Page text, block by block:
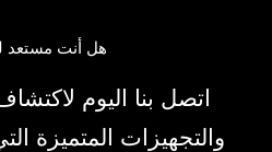
هل أنت مستعد
اتصل بنا اليوم
والتجهيزات المتميزة